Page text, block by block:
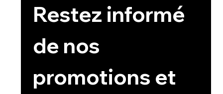
Restez informé
de nos
promotions et